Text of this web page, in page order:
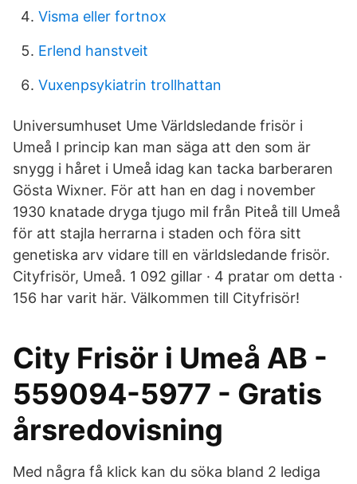
Visma eller fortnox
Erlend hanstveit
Vuxenpsykiatrin trollhattan
Universumhuset Ume Världsledande frisör i
Umeå I princip kan man säga att den som är
snygg i håret i Umeå idag kan tacka barberaren
Gösta Wixner. För att han en dag i november
1930 knatade dryga tjugo mil från Piteå till Umeå
för att stajla herrarna i staden och föra sitt
genetiska arv vidare till en världsledande frisör.
Cityfrisör, Umeå. 1 092 gillar · 4 pratar om detta ·
156 har varit här. Välkommen till Cityfrisör!
City Frisör i Umeå AB -
559094-5977 - Gratis
årsredovisning
Med några få klick kan du söka bland 2 lediga